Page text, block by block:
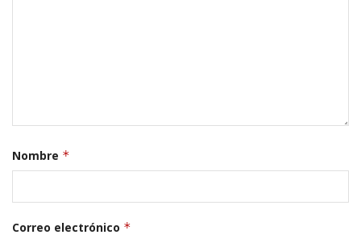
Nombre *
Correo electrónico *